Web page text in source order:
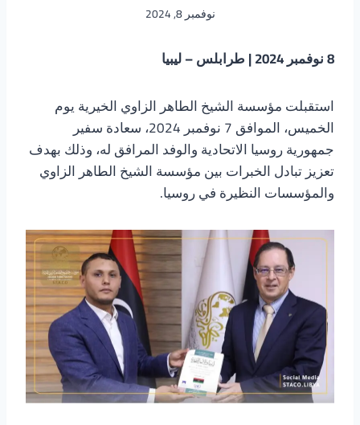
نوفمبر 8, 2024
8 نوفمبر 2024 | طرابلس – ليبيا
استقبلت مؤسسة الشيخ الطاهر الزاوي الخيرية يوم
الخميس، الموافق 7 نوفمبر 2024، سعادة سفير
جمهورية روسيا الاتحادية والوفد المرافق له، وذلك بهدف
تعزيز تبادل الخبرات بين مؤسسة الشيخ الطاهر الزاوي
والمؤسسات النظيرة في روسيا.